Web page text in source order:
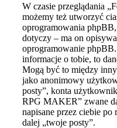
W czasie przeglądania
możemy też utworzyć
oprogramowania
dotyczy – ma on
oprogramowanie
informacje o tobie, to
Mogą być to między
jako anonimowy
posty”, konta
RPG MAKER” zwane
napisane przez ciebie
dalej „twoje posty”.